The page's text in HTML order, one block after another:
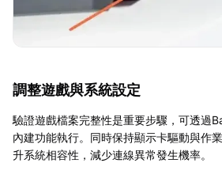
調整遊戲與系統設定
驗證遊戲檔案完整性是重要步驟，可透過
內建功能執行。同時保持顯示卡驅動與作
升系統相容性，減少連線異常發生機率。